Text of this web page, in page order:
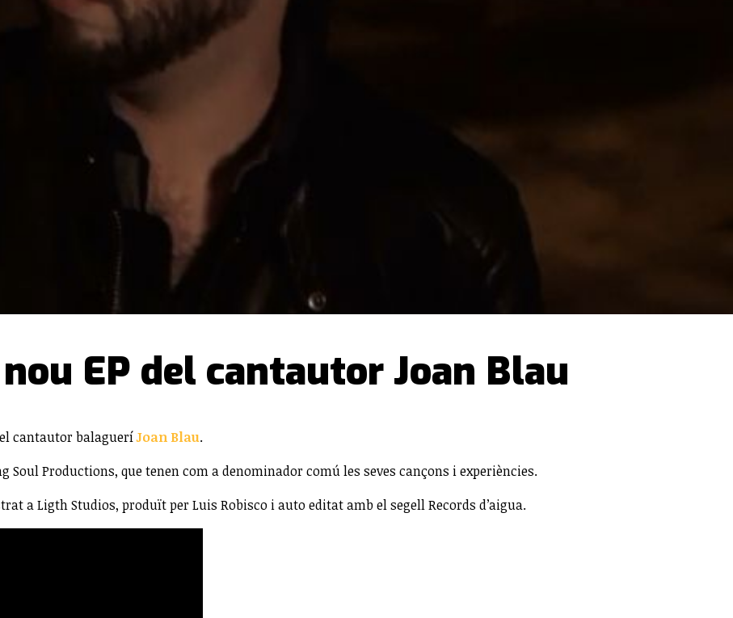
EP del cantautor Joan Blau
cantautor balagueríJoan Blau.
Productions, que tenen com a denominador comú les seves cançons i experiències.
a Ligth Studios, produït per Luis Robisco i auto editat amb el segell Records d’aigua.